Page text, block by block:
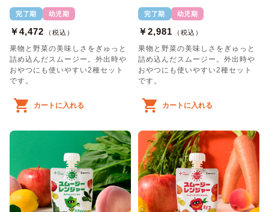
完了期 幼児期
￥4,472 （税込）
果物と野菜の美味しさをぎゅっと
詰め込んだスムージー。外出時や
おやつにも使いやすい2種セット
です。
カートに入れる
完了期 幼児期
￥2,981 （税込）
果物と野菜の美味しさをぎゅっと
詰め込んだスムージー。外出時や
おやつにも使いやすい2種セット
です。
カートに入れる